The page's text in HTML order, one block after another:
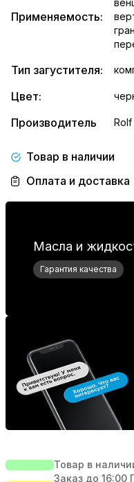
Применяемость:
Тип загустителя:
Цвет:
Производитель Rolf
Товар в наличии
Оплата и доставка
Масла и
Гарантия качества
Товар в
Заказ до 16:00